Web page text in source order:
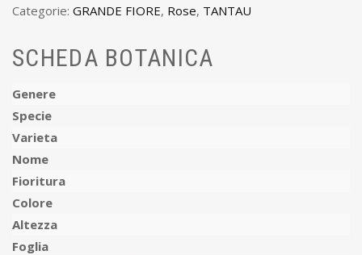
Categorie: GRANDE FIORE, Rose, TANTAU
SCHEDA BOTANICA
Genere
Specie
Varieta
Nome
Fioritura
Colore
Altezza
Foglia